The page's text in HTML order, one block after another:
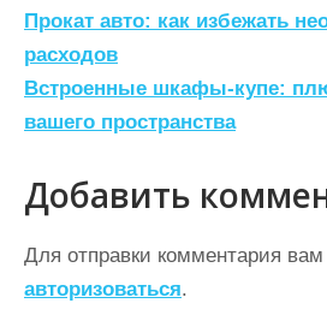
Н
а
в
и
г
а
ц
и
Прокат авто: как избежать
расходов
Встроенные шкафы-купе:
вашего пространства
Добавить
Для отправки комментария
авторизоваться.